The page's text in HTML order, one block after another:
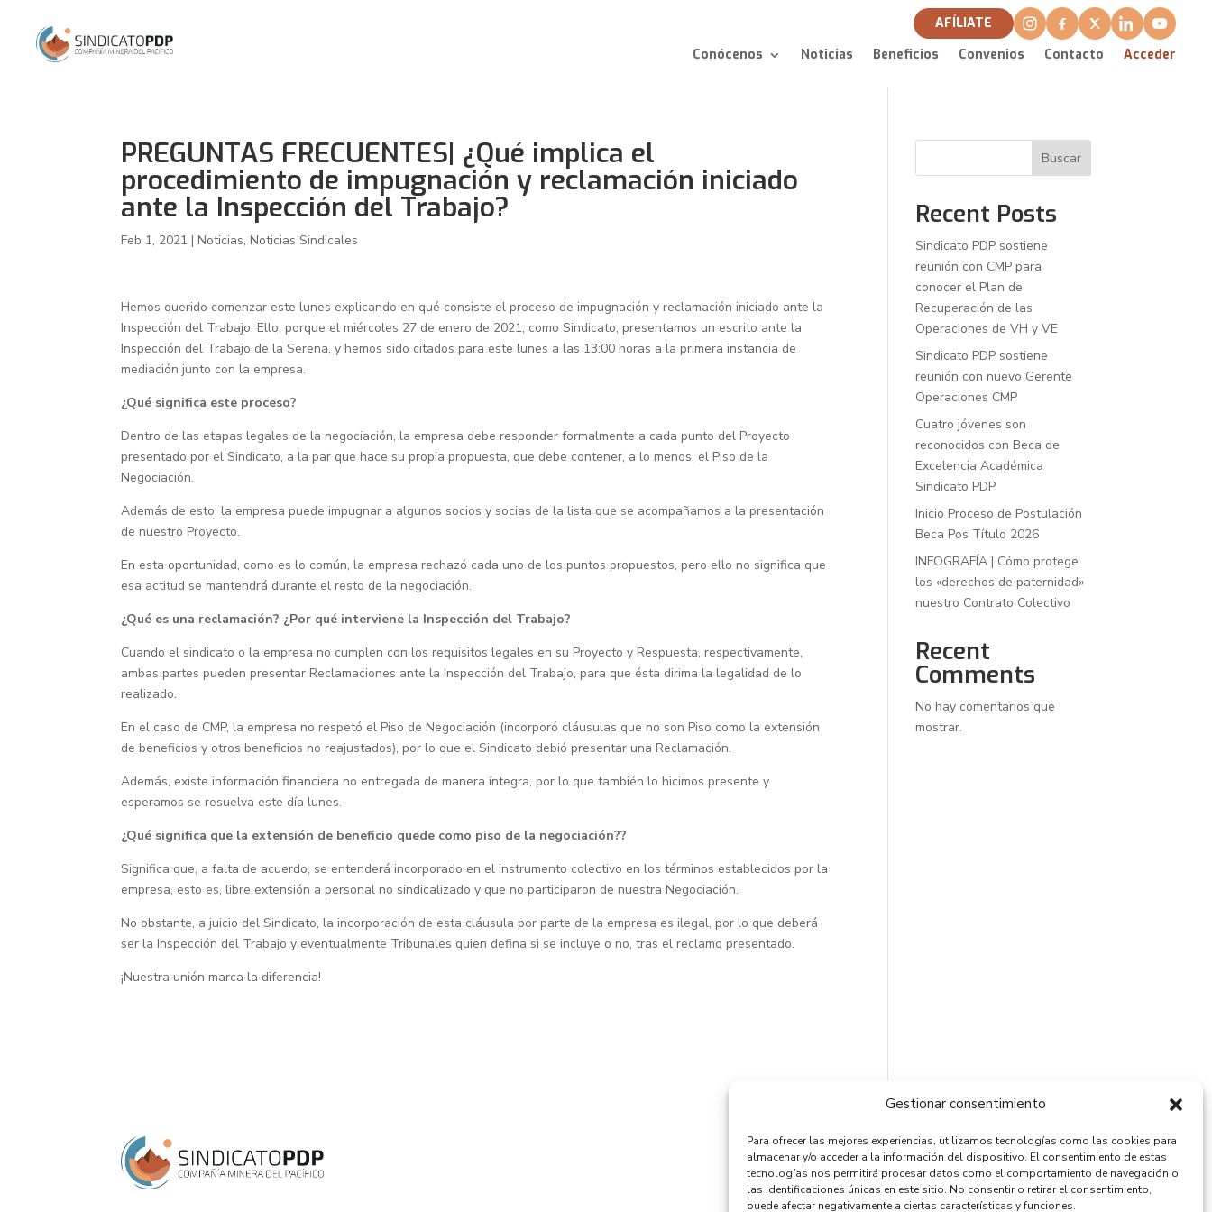
Gestionar consentimiento
Para ofrecer las mejores experiencias, utilizamos tecnologías como las cookies para
almacenar y/o acceder a la información del dispositivo. El consentimiento de estas
tecnologías nos permitirá procesar datos como el comportamiento de navegación o
las identificaciones únicas en este sitio. No consentir o retirar el consentimiento,
puede afectar negativamente a ciertas características y funciones.
AFÍLIATE
Conócenos
Noticias Beneficios Convenios Contacto Acceder
PREGUNTAS FRECUENTES| ¿Qué implica el
procedimiento de impugnación y reclamación iniciado
ante la Inspección del Trabajo?
Feb 1, 2021 |Noticias,Noticias Sindicales
Hemos querido comenzar este lunes explicando en qué consiste el proceso de impugnación y reclamación iniciado ante la
Inspección del Trabajo. Ello, porque el miércoles 27 de enero de 2021, como Sindicato, presentamos un escrito ante la
Inspección del Trabajo de la Serena, y hemos sido citados para este lunes a las 13:00 horas a la primera instancia de
mediación junto con la empresa.
¿Qué significa este proceso?
Dentro de las etapas legales de la negociación, la empresa debe responder formalmente a cada punto del Proyecto
presentado por el Sindicato, a la par que hace su propia propuesta, que debe contener, a lo menos, el Piso de la
Negociación.
Además de esto, la empresa puede impugnar a algunos socios y socias de la lista que se acompañamos a la presentación
de nuestro Proyecto.
En esta oportunidad, como es lo común, la empresa rechazó cada uno de los puntos propuestos, pero ello no significa que
esa actitud se mantendrá durante el resto de la negociación.
¿Qué es una reclamación? ¿Por qué interviene la Inspección del Trabajo?
Cuando el sindicato o la empresa no cumplen con los requisitos legales en su Proyecto y Respuesta, respectivamente,
ambas partes pueden presentar Reclamaciones ante la Inspección del Trabajo, para que ésta dirima la legalidad de lo
realizado.
En el caso de CMP, la empresa no respetó el Piso de Negociación (incorporó cláusulas que no son Piso como la extensión
de beneficios y otros beneficios no reajustados), por lo que el Sindicato debió presentar una Reclamación.
Además, existe información financiera no entregada de manera íntegra, por lo que también lo hicimos presente y
esperamos se resuelva este día lunes.
¿Qué significa que la extensión de beneficio quede como piso de la negociación??
Significa que, a falta de acuerdo, se entenderá incorporado en el instrumento colectivo en los términos establecidos por la
empresa, esto es, libre extensión a personal no sindicalizado y que no participaron de nuestra Negociación.
No obstante, a juicio del Sindicato, la incorporación de esta cláusula por parte de la empresa es ilegal, por lo que deberá
ser la Inspección del Trabajo y eventualmente Tribunales quien defina si se incluye o no, tras el reclamo presentado.
¡Nuestra unión marca la diferencia!
Buscar
Recent Posts
Sindicato PDP sostiene
reunión con CMP para
conocer el Plan de
Recuperación de las
Operaciones de VH y VE
Sindicato PDP sostiene
reunión con nuevo Gerente
Operaciones CMP
Cuatro jóvenes son
reconocidos con Beca de
Excelencia Académica
Sindicato PDP
Inicio Proceso de Postulación
Beca Pos Título 2026
INFOGRAFÍA | Cómo protege
los «derechos de paternidad»
nuestro Contrato Colectivo
Recent
Comments
No hay comentarios que
mostrar.